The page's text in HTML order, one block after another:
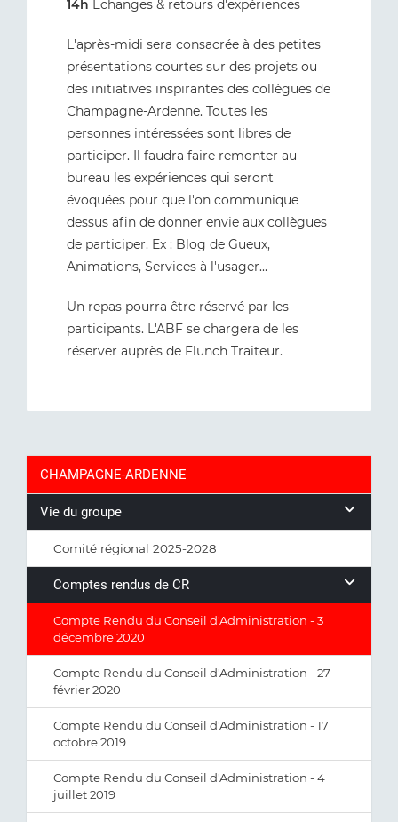
14h Échanges & retours d'expériences
L'après-midi sera consacrée à des petites
présentations courtes sur des projets ou
des initiatives inspirantes des collègues de
Champagne-Ardenne. Toutes les
personnes intéressées sont libres de
participer. Il faudra faire remonter au
bureau les expériences qui seront
évoquées pour que l'on communique
dessus afin de donner envie aux collègues
de participer. Ex : Blog de Gueux,
Animations, Services à l'usager...
Un repas pourra être réservé par les
participants. L'ABF se chargera de les
réserver auprès de Flunch Traiteur.
CHAMPAGNE-ARDENNE
Vie du groupe
Comité régional 2025-2028
Comptes rendus de CR
Compte Rendu du Conseil d'Administration - 3
décembre 2020
Compte Rendu du Conseil d'Administration - 27
février 2020
Compte Rendu du Conseil d'Administration - 17
octobre 2019
Compte Rendu du Conseil d'Administration - 4
juillet 2019